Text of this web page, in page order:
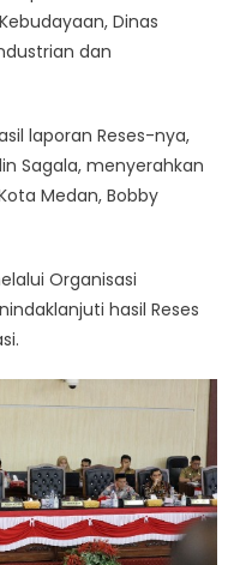
Dinas
dan
laporan Reses-nya,
Sagala, menyerahkan
Medan, Bobby
Organisasi
hasil Reses